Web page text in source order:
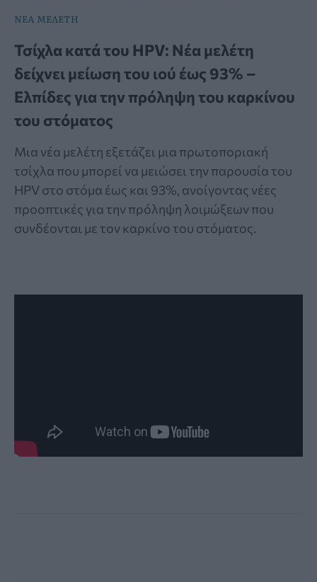
ΝΕΑ ΜΕΛΕΤΗ
Τσίχλα κατά του HPV: Νέα μελέτη
δείχνει μείωση του ιού έως 93% –
Ελπίδες για την πρόληψη του καρκίνου
του στόματος
Μια νέα μελέτη εξετάζει μια πρωτοποριακή
τσίχλα που μπορεί να μειώσει την παρουσία του
HPV στο στόμα έως και 93%, ανοίγοντας νέες
προοπτικές για την πρόληψη λοιμώξεων που
συνδέονται με τον καρκίνο του στόματος.